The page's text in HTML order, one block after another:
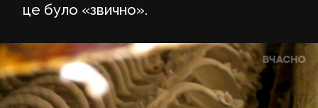
це було «звично».